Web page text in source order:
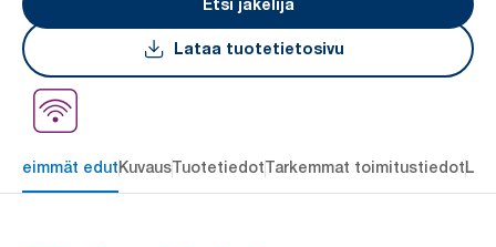
Etsi jakelija
Lataa tuotetietosivu
edutKuvausTuotetiedotTarkemmat toimitustiedot